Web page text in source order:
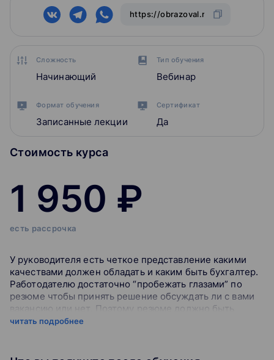
Сложность
Начинающий
Тип обучения
Вебинар
Формат обучения
Записанные лекции
Сертификат
Да
Стоимость курса
1 950 ₽
есть рассрочка
У руководителя есть четкое представление какими
качествами должен обладать и каким быть бухгалтер.
Работодателю достаточно “пробежать глазами” по
резюме чтобы принять решение обсуждать ли с вами
вакансию или нет. Поэтому резюме должно быть
составлено так, чтобы привлечь внимание
читать подробнее